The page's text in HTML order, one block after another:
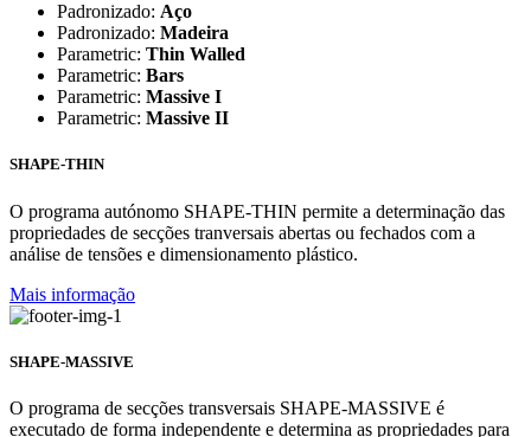
Padronizado: Aço
Padronizado: Madeira
Parametric: Thin Walled
Parametric: Bars
Parametric: Massive I
Parametric: Massive II
SHAPE-THIN
O programa autónomo SHAPE-THIN permite a determinação das
propriedades de secções tranversais abertas ou fechados com a
análise de tensões e dimensionamento plástico.
Mais informação
SHAPE-MASSIVE
O programa de secções transversais SHAPE-MASSIVE é
executado de forma independente e determina as propriedades para